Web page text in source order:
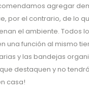
agregar
por el contrario, de lo
el ambiente. Todos
una función al mismo
y las bandejas
destaquen y no
casa!